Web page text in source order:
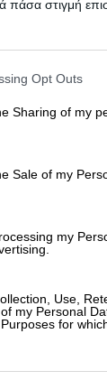
πάσα στιγμή
app uses one
information
tags to use
section.
Opt Outs
Sharing of my
Sale of my
my
Use,
my Personal
for